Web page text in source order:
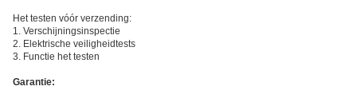
Het testen vóór verzending:
1. Verschijningsinspectie
2. Elektrische veiligheidtests
3. Functie het testen
Garantie: